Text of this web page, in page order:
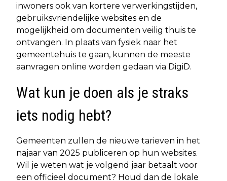
inwoners ook van kortere verwerkingstijden,
gebruiksvriendelijke websites en de
mogelijkheid om documenten veilig thuis te
ontvangen. In plaats van fysiek naar het
gemeentehuis te gaan, kunnen de meeste
aanvragen online worden gedaan via DigiD.
Wat kun je doen als je straks
iets nodig hebt?
Gemeenten zullen de nieuwe tarieven in het
najaar van 2025 publiceren op hun websites.
Wil je weten wat je volgend jaar betaalt voor
een officieel document? Houd dan de lokale